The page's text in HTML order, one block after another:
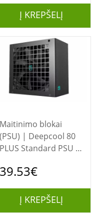
| 850 WĮ KREPŠELĮ
Maitinimo blokai
(PSU) | Deepcool 80
PLUS Standard PSU |
39.53€
Į KREPŠELĮ